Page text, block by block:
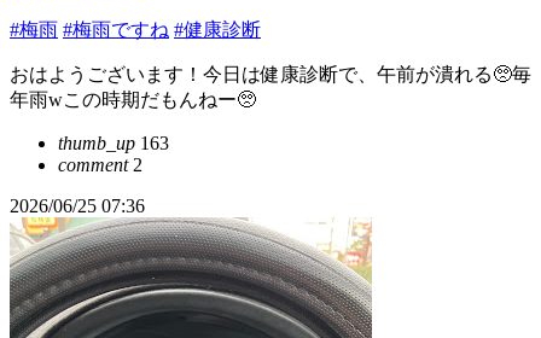
#梅雨 #梅雨ですね #健康診断
おはようございます！今日は健康診断で、午前が潰れる🥺毎
年雨wこの時期だもんねー🥺
thumb_up 163
comment2
2026/06/25 07:36